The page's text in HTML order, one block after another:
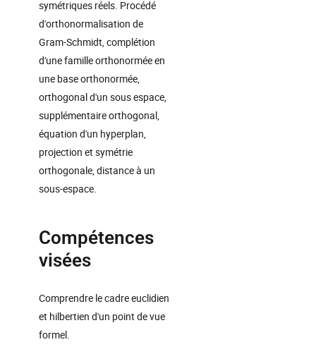
symétriques réels. Procédé
d'orthonormalisation de
Gram-Schmidt, complétion
d'une famille orthonormée en
une base orthonormée,
orthogonal d'un sous espace,
supplémentaire orthogonal,
équation d'un hyperplan,
projection et symétrie
orthogonale, distance à un
sous-espace.
Compétences
visées
Comprendre le cadre euclidien
et hilbertien d'un point de vue
formel.